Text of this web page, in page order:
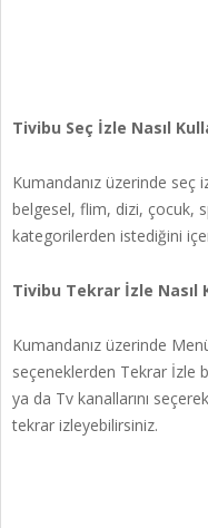
Tivibu Seç İzle Nasıl
Kumandanız üzerinde seç
belgesel, flim, dizi, çocuk,
kategorilerden istediğini
Tivibu Tekrar İzle Nasıl
Kumandanız üzerinde
seçeneklerden Tekrar İzle
ya da Tv kanallarını
tekrar izleyebilirsiniz.